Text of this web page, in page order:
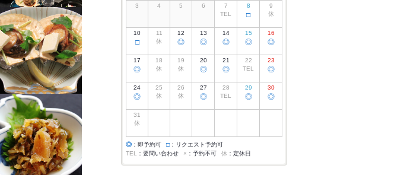
3 4 5 6
7
TEL
8
□
9
休
10
□
11
休
12
◎
13
◎
14
◎
15
◎
16
◎
17
◎
18
休
19
休
20
◎
21
◎
22
TEL
23
◎
24
◎
25
休
26
休
27
◎
28
TEL
29
◎
30
◎
31
休
◎ ：即予約可 □ ：リクエスト予約可
TEL
：要問い合わせ × ：予約不可 休 ：定休日